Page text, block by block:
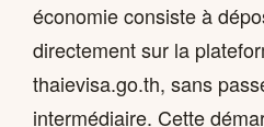
économie consiste à
directement sur la
thaievisa.go.th, sans
intermédiaire. Cette